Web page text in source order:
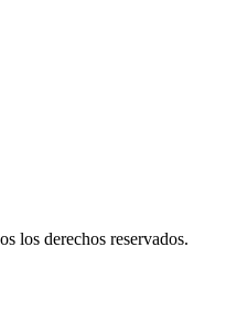
los derechos reservados.